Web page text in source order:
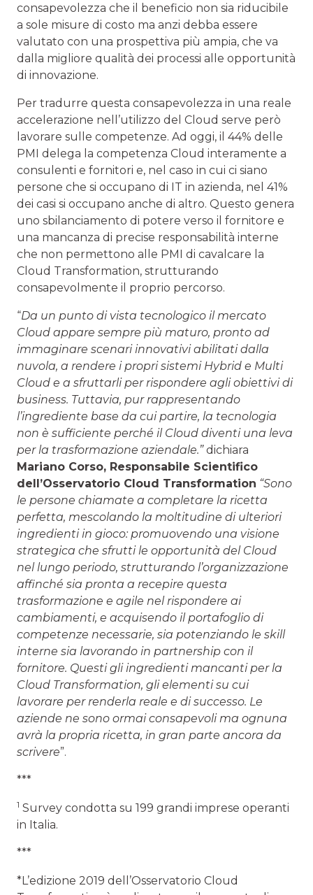
consapevolezza che il beneficio non sia riducibile
a sole misure di costo ma anzi debba essere
valutato con una prospettiva più ampia, che va
dalla migliore qualità dei processi alle opportunità
di innovazione.
Per tradurre questa consapevolezza in una reale
accelerazione nell’utilizzo del Cloud serve però
lavorare sulle competenze. Ad oggi, il 44% delle
PMI delega la competenza Cloud interamente a
consulenti e fornitori e, nel caso in cui ci siano
persone che si occupano di IT in azienda, nel 41%
dei casi si occupano anche di altro. Questo genera
uno sbilanciamento di potere verso il fornitore e
una mancanza di precise responsabilità interne
che non permettono alle PMI di cavalcare la
Cloud Transformation, strutturando
consapevolmente il proprio percorso.
“Da un punto di vista tecnologico il mercato
Cloud appare sempre più maturo, pronto ad
immaginare scenari innovativi abilitati dalla
nuvola, a rendere i propri sistemi Hybrid e Multi
Cloud e a sfruttarli per rispondere agli obiettivi di
business. Tuttavia, pur rappresentando
l’ingrediente base da cui partire, la tecnologia
non è sufficiente perché il Cloud diventi una leva
per la trasformazione aziendale.”dichiara
Mariano Corso, Responsabile Scientifico
dell’Osservatorio Cloud Transformation “Sono
le persone chiamate a completare la ricetta
perfetta, mescolando la moltitudine di ulteriori
ingredienti in gioco: promuovendo una visione
strategica che sfrutti le opportunità del Cloud
nel lungo periodo, strutturando l’organizzazione
affinché sia pronta a recepire questa
trasformazione e agile nel rispondere ai
cambiamenti, e acquisendo il portafoglio di
competenze necessarie, sia potenziando le skill
interne sia lavorando in partnership con il
fornitore. Questi gli ingredienti mancanti per la
Cloud Transformation, gli elementi su cui
lavorare per renderla reale e di successo. Le
aziende ne sono ormai consapevoli ma ognuna
avrà la propria ricetta, in gran parte ancora da
scrivere”.
***
1 Survey condotta su 199 grandi imprese operanti
in Italia.
***
*L’edizione 2019 dell’Osservatorio Cloud